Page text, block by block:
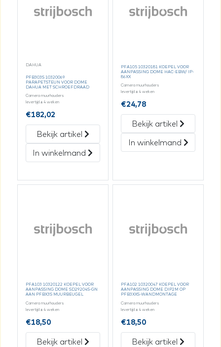
DAHUA
PFB303S 10320069
PARAPETSTEUN VOOR DOME
DAHUA MET SCHROEFDRAAD
Camera muurhouders
levertijd ± 4 weken
€182,02
Bekijk artikel
In winkelmand
PFA105 10320181 KOEPEL VOOR
AANPASSING DOME HAC-EBW/ IP-
86XX
Camera muurhouders
levertijd ± 4 weken
€24,78
Bekijk artikel
In winkelmand
PFA103 10320122 KOEPEL VOOR
AANPASSING DOME SD29204S-GN
AAN PFBX3S MUURBEUGEL
Camera muurhouders
levertijd ± 4 weken
€18,50
Bekijk artikel
PFA102 10320047 KOEPEL VOOR
AANPASSING DOME DIP2M OP
PFB3XXS-WANDMONTAGE
Camera muurhouders
levertijd ± 4 weken
€18,50
Bekijk artikel